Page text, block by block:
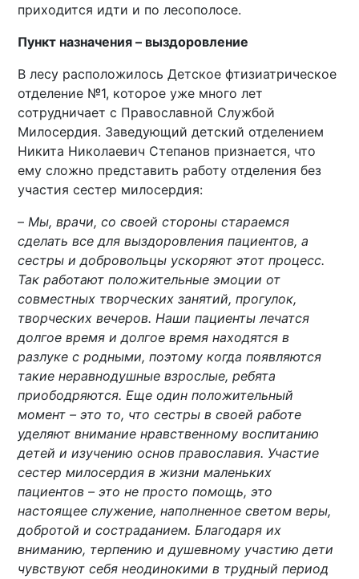
приходится идти и по лесополосе.
Пункт назначения – выздоровление
В лесу расположилось Детское фтизиатрическое
отделение №1, которое уже много лет
сотрудничает с Православной Службой
Милосердия. Заведующий детский отделением
Никита Николаевич Степанов признается, что
ему сложно представить работу отделения без
участия сестер милосердия:
–Мы, врачи, со своей стороны стараемся
сделать все для выздоровления пациентов, а
сестры и добровольцы ускоряют этот процесс.
Так работают положительные эмоции от
совместных творческих занятий, прогулок,
творческих вечеров. Наши пациенты лечатся
долгое время и долгое время находятся в
разлуке с родными, поэтому когда появляются
такие неравнодушные взрослые, ребята
приободряются. Еще один положительный
момент – это то, что сестры в своей работе
уделяют внимание нравственному воспитанию
детей и изучению основ православия. Участие
сестер милосердия в жизни маленьких
пациентов – это не просто помощь, это
настоящее служение, наполненное светом веры,
добротой и состраданием. Благодаря их
вниманию, терпению и душевному участию дети
чувствуют себя неодинокими в трудный период